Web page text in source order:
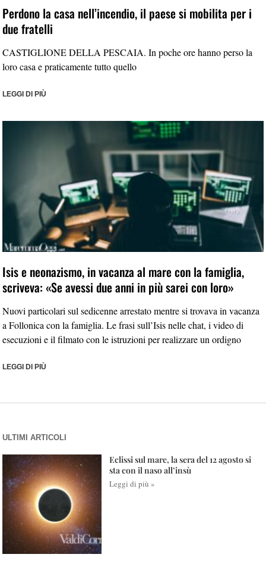
Perdono la casa nell’incendio, il paese si mobilita per i
due fratelli
CASTIGLIONE DELLA PESCAIA. In poche ore hanno perso la
loro casa e praticamente tutto quello
LEGGI DI PIÙ
Isis e neonazismo, in vacanza al mare con la famiglia,
scriveva: «Se avessi due anni in più sarei con loro»
Nuovi particolari sul sedicenne arrestato mentre si trovava in vacanza
a Follonica con la famiglia. Le frasi sull’Isis nelle chat, i video di
esecuzioni e il filmato con le istruzioni per realizzare un ordigno
LEGGI DI PIÙ
ULTIMI ARTICOLI
Eclissi sul mare, la sera del 12 agosto si
sta con il naso all’insù
Leggi di più »